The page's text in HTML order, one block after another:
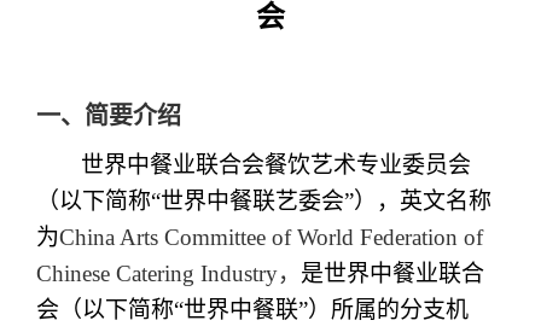
会
一、简要介绍
世界中餐业联合会餐饮艺术专业委员会
（以下简称“世界中餐联艺委会”），英文名称
为China Arts Committee of World Federation of
Chinese Catering Industry， 是世界中餐业联合
会（以下简称“世界中餐联”）所属的分支机